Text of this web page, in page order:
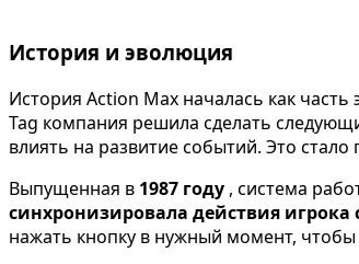
История и эволюция
История Action Max началась как
Tag компания решила сделать
влиять на развитие событий. Это
Выпущенная в 1987 году , система
синхронизировала действия игрока
нажать кнопку в нужный момент, чтобы